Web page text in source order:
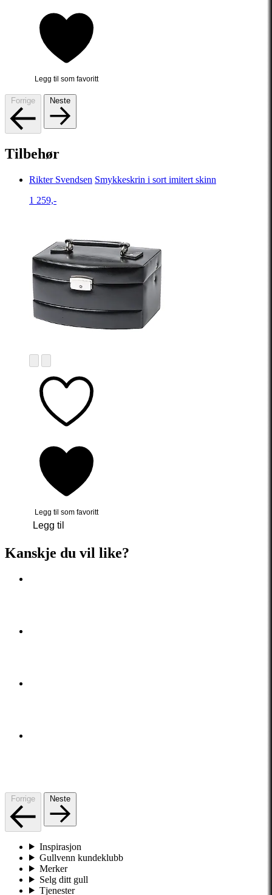
Legg til som favoritt
Forrige Neste
Tilbehør
Rikter Svendsen Smykkeskrin i sort imitert skinn
1 259,-
Legg til som favoritt
Legg til
Kanskje du vil like?
Forrige Neste
Inspirasjon
Gullvenn kundeklubb
Merker
Selg ditt gull
Tjenester